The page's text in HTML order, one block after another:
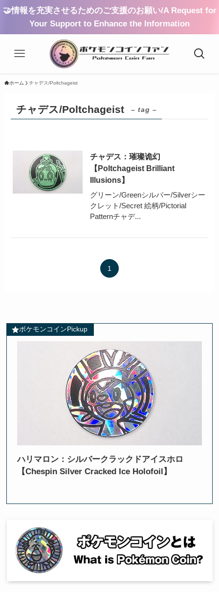
🤝情報を充実させるためのご支援のお願い/A Request for
Your Support to Enhance the Information
ホーム チャデス/Poltchageist
チャデス/Poltchageist – tag –
チャデス：璀璨诡幻
【Poltchageist Brilliant
Illusions】
グリーン/Greenシルバー/Silverシー
クレット/Secret 絵柄/Pictorial
Patternチャデ...
1
ポケモンコインPickup
ハリマロン：シルバークラックドアイスホロ
【Chespin Silver Cracked Ice Holofoil】